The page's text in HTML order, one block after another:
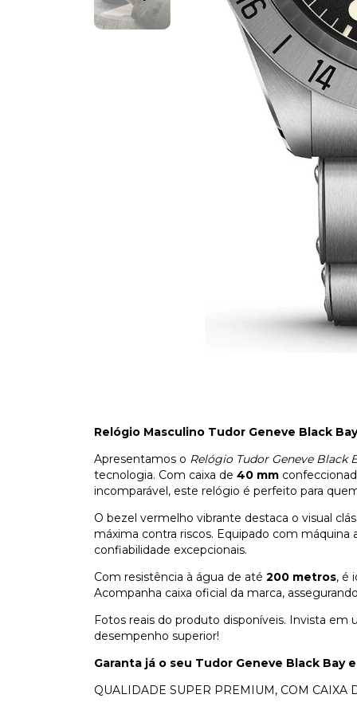
Relógio Masculino Tudor Geneve Black
Apresentamos o Relógio Tudor Geneve Black
tecnologia. Com caixa de 40 mm
incomparável, este relógio é perfeito para
O bezel vermelho vibrante destaca o visual
máxima contra riscos. Equipado com
confiabilidade excepcionais.
Com resistência à água de até 200 metros, é
Acompanha caixa oficial da marca,
Fotos reais do produto disponíveis. Invista
desempenho superior!
Garanta já o seu Tudor Geneve Black
QUALIDADE SUPER PREMIUM, COM CAIXA